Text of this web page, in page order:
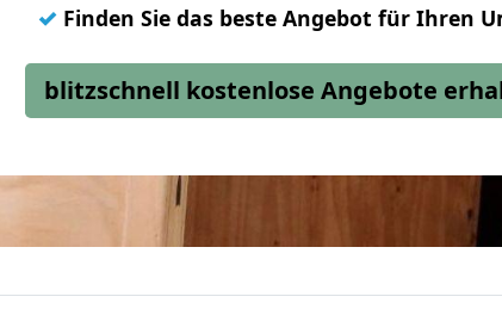
✓ Finden Sie das beste Angebot für Ihren
blitzschnell kostenlose Angebote